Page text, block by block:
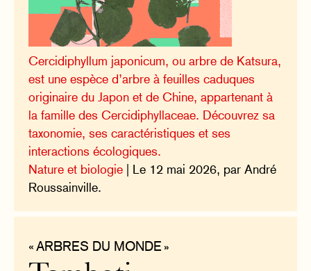
Cercidiphyllum japonicum, ou arbre de Katsura,
est une espèce d’arbre à feuilles caduques
originaire du Japon et de Chine, appartenant à
la famille des Cercidiphyllaceae. Découvrez sa
taxonomie, ses caractéristiques et ses
interactions écologiques.
Nature et biologie | Le 12 mai 2026, par André
Roussainville.
« ARBRES DU MONDE »